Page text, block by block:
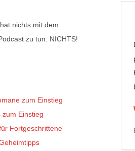
nichts mit dem
zu tun. NICHTS!
zum Einstieg
zum Einstieg
Fortgeschrittene